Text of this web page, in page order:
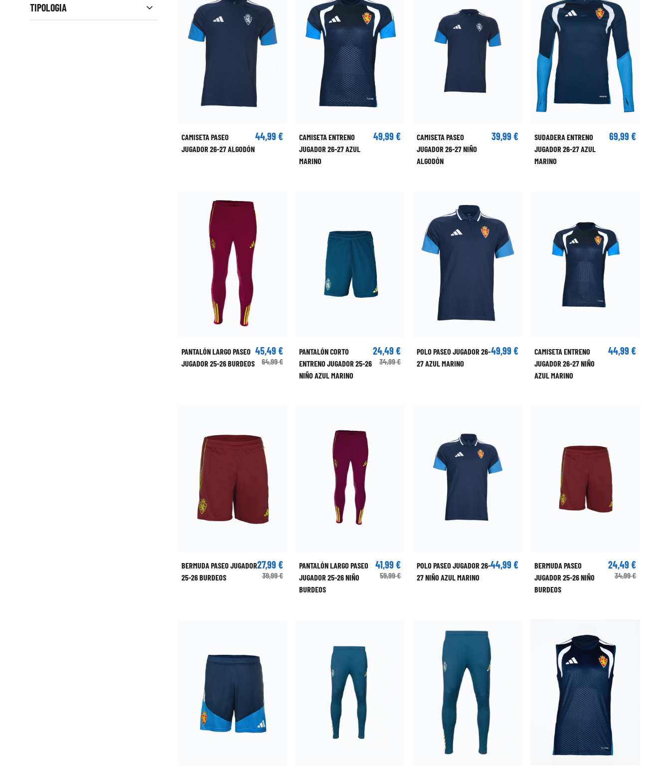
TIPOLOGIA
CAMISETA PASEO
JUGADOR 26-27 ALGODÓN
44,99 €
CAMISETA ENTRENO
JUGADOR 26-27 AZUL
MARINO
49,99 €
CAMISETA PASEO
JUGADOR 26-27 NIÑO
ALGODÓN
39,99 €
SUDADERA ENTRENO
JUGADOR 26-27 AZUL
MARINO
69,99 €
PANTALÓN LARGO PASEO
JUGADOR 25-26 BURDEOS
45,49 €
64,99 €
PANTALÓN CORTO
ENTRENO JUGADOR 25-26
NIÑO AZUL MARINO
24,49 €
34,99 €
POLO PASEO JUGADOR 26-
27 AZUL MARINO
49,99 €
CAMISETA ENTRENO
JUGADOR 26-27 NIÑO
AZUL MARINO
44,99 €
BERMUDA PASEO JUGADOR
25-26 BURDEOS
27,99 €
39,99 €
PANTALÓN LARGO PASEO
JUGADOR 25-26 NIÑO
BURDEOS
41,99 €
59,99 €
POLO PASEO JUGADOR 26-
27 NIÑO AZUL MARINO
44,99 €
BERMUDA PASEO
JUGADOR 25-26 NIÑO
BURDEOS
24,49 €
34,99 €